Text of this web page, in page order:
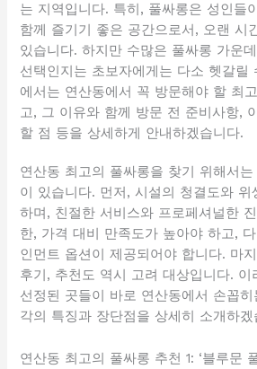
는 지역입니다. 특히, 풀싸롱은 성인들
함께 즐기기 좋은 공간으로서, 오랜 시
있습니다. 하지만 수많은 풀싸롱 가운
선택인지는 초보자에게는 다소 헷갈릴
에서는 연산동에서 꼭 방문해야 할 최
고, 그 이유와 함께 방문 전 준비사항,
할 점 등을 상세하게 안내하겠습니다.
연산동 최고의 풀싸롱을 찾기 위해서
이 있습니다. 먼저, 시설의 청결도와
하며, 친절한 서비스와 프로페셔널한
한, 가격 대비 만족도가 높아야 하고,
인먼트 옵션이 제공되어야 합니다. 마
후기, 추천도 역시 고려 대상입니다. 이
선정된 곳들이 바로 연산동에서 손꼽
각의 특징과 장단점을 상세히 소개하겠
연산동 최고의 풀싸롱 추천 1: ‘블루문